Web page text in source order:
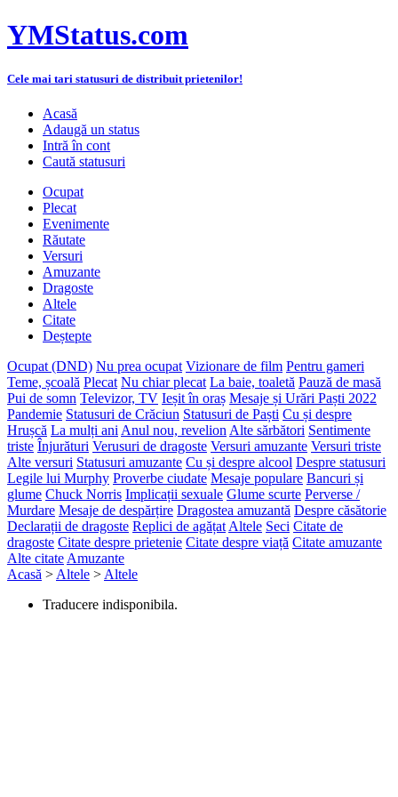
YMStatus.com
Cele mai tari statusuri de distribuit prietenilor!
Acasă
Adaugă un status
Intră în cont
Caută statusuri
Ocupat
Plecat
Evenimente
Răutate
Versuri
Amuzante
Dragoste
Altele
Citate
Deștepte
Ocupat (DND) Nu prea ocupat Vizionare de film Pentru gameri
Teme, școală Plecat Nu chiar plecat La baie, toaletă Pauză de masă
Pui de somn Televizor, TV Ieșit în oraș Mesaje și Urări Paști 2022
Pandemie Statusuri de Crăciun Statusuri de Paști Cu și despre
Hrușcă La mulți ani Anul nou, revelion Alte sărbători Sentimente
triste Înjurături Verusuri de dragoste Versuri amuzante Versuri triste
Alte versuri Statusuri amuzante Cu și despre alcool Despre statusuri
Legile lui Murphy Proverbe ciudate Mesaje populare Bancuri și
glume Chuck Norris Implicații sexuale Glume scurte Perverse /
Murdare Mesaje de despărțire Dragostea amuzantă Despre căsătorie
Declarații de dragoste Replici de agățat Altele Seci Citate de
dragoste Citate despre prietenie Citate despre viață Citate amuzante
Alte citate Amuzante
Acasă > Altele > Altele
Traducere indisponibila.